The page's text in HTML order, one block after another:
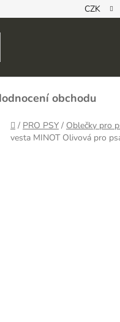
REKLAMAČNÍ
CZK
obchodu
Domů
/ PRO PSY / Oblečky pro
vesta MINOT Olivová pro